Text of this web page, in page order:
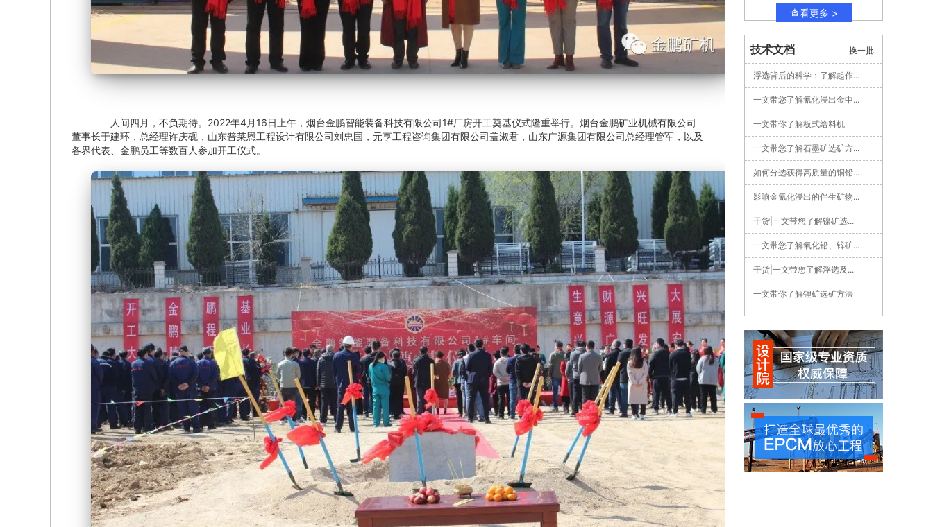
人间四月，不负期待。2022年4月16日上午，烟台金鹏智能装备科技有限公司1#厂房开工奠基仪式隆重举行。烟台金鹏矿业机械有限公司
董事长于建环，总经理许庆砚，山东普莱恩工程设计有限公司刘忠国，元亨工程咨询集团有限公司盖淑君，山东广源集团有限公司总经理管军，以及
各界代表、金鹏员工等数百人参加开工仪式。
查看更多 >
技术文档
浮选背后的科学：了解起作...
一文带您了解氰化浸出金中...
一文带你了解板式给料机
一文带您了解石墨矿选矿方...
如何分选获得高质量的铜铅...
影响金氰化浸出的伴生矿物...
干货|一文带您了解镍矿选...
一文带您了解氧化铅、锌矿...
干货|一文带您了解浮选及...
一文带你了解锂矿选矿方法
换一批